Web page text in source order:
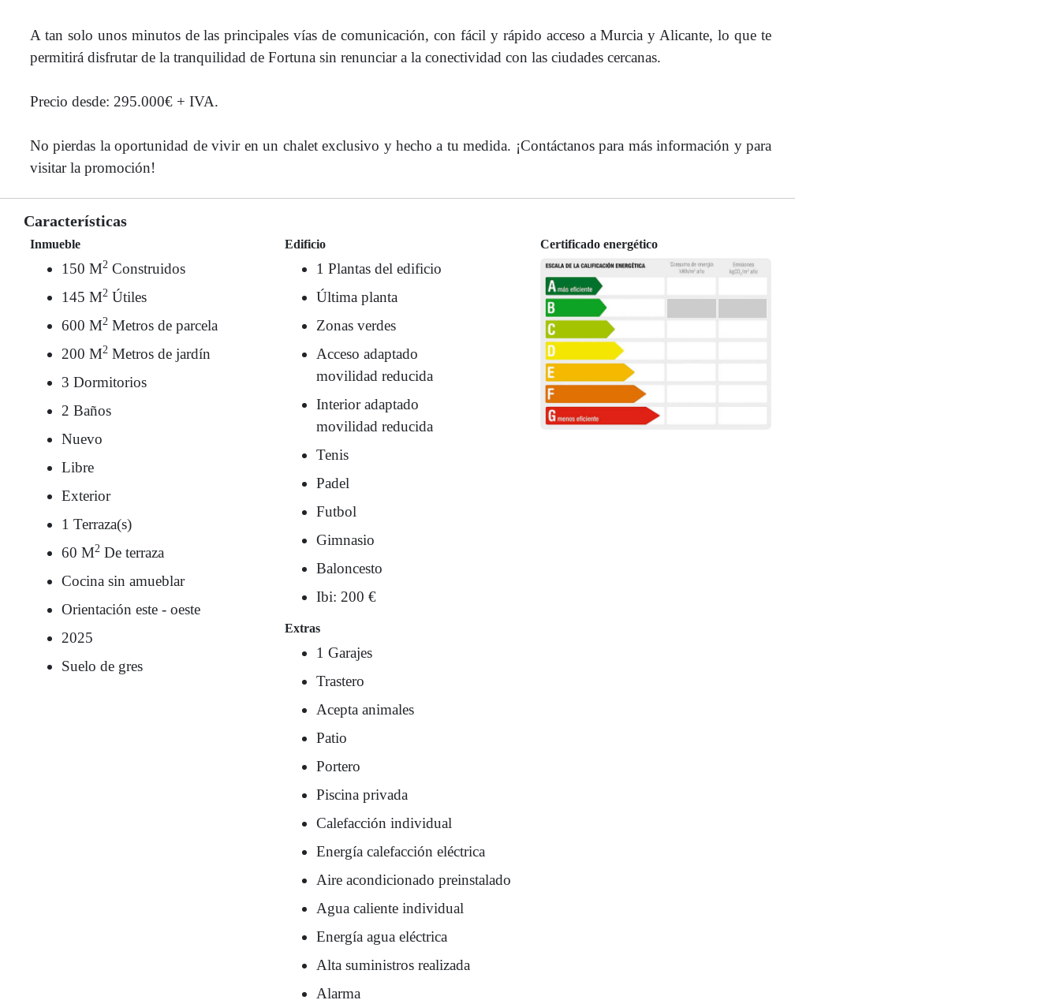
A tan solo unos minutos de las principales vías de comunicación, con fácil y rápido acceso a Murcia y Alicante, lo que te
permitirá disfrutar de la tranquilidad de Fortuna sin renunciar a la conectividad con las ciudades cercanas.
Precio desde: 295.000€ + IVA.
No pierdas la oportunidad de vivir en un chalet exclusivo y hecho a tu medida. ¡Contáctanos para más información y para
visitar la promoción!
Características
Inmueble
150 M2 Construidos
145 M2 Útiles
600 M2 Metros de parcela
200 M2 Metros de jardín
3 Dormitorios
2 Baños
Nuevo
Libre
Exterior
1 Terraza(s)
60 M2 De terraza
Cocina sin amueblar
Orientación este - oeste
2025
Suelo de gres
Edificio
1 Plantas del edificio
Última planta
Zonas verdes
Acceso adaptado
movilidad reducida
Interior adaptado
movilidad reducida
Tenis
Padel
Futbol
Gimnasio
Baloncesto
Ibi: 200 €
Extras
1 Garajes
Trastero
Acepta animales
Patio
Portero
Piscina privada
Calefacción individual
Energía calefacción eléctrica
Aire acondicionado preinstalado
Agua caliente individual
Energía agua eléctrica
Alta suministros realizada
Alarma
Certificado energético